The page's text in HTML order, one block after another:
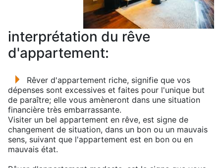
interprétation du rêve
d'appartement:
Rêver d'appartement riche, signifie que vos
dépenses sont excessives et faites pour l'unique but
de paraître; elle vous amèneront dans une situation
financière très embarrassante.
Visiter un bel appartement en rêve, est signe de
changement de situation, dans un bon ou un mauvais
sens, suivant que l'appartement est en bon ou en
mauvais état.